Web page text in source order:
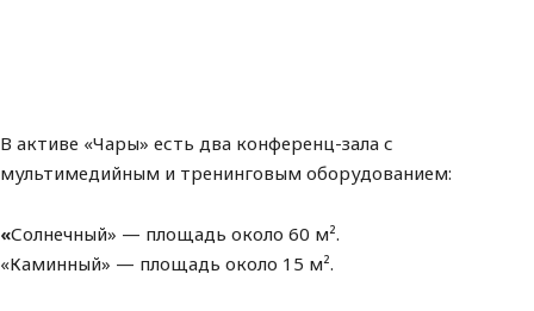
В активе «Чары» есть два конференц-зала с
мультимедийным и тренинговым оборудованием:
«Солнечный» — площадь около 60 м².
«Каминный» — площадь около 15 м².